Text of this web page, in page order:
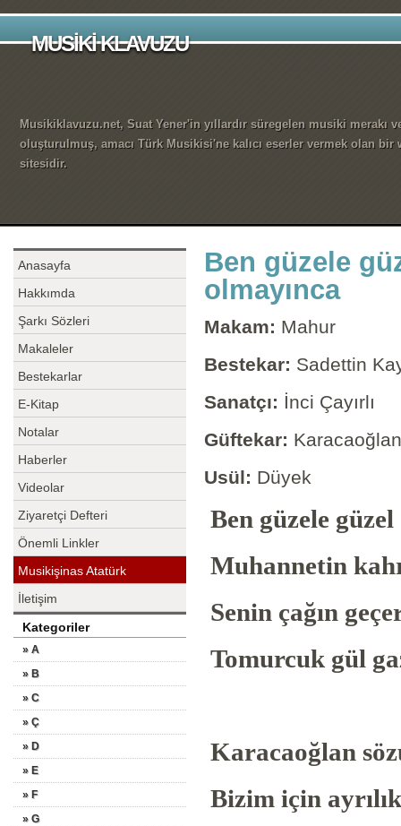
MUSİKİ KLAVUZU
Musikiklavuzu.net, Suat Yener'in yıllardır süregelen musiki merakı
oluşturulmuş, amacı Türk Musikisi'ne kalıcı eserler vermek olan bir
sitesidir.
Anasayfa
Hakkımda
Şarkı Sözleri
Makaleler
Bestekarlar
E-Kitap
Notalar
Haberler
Videolar
Ziyaretçi Defteri
Önemli Linkler
Musikişinas Atatürk
İletişim
Kategoriler
» A
» B
» C
» Ç
» D
» E
» F
» G
Ben güzele
olmayınca
Makam: Mahur
Bestekar: Sadettin
Sanatçı: İnci Çayırlı
Güftekar: Karacaoğlan
Usül: Düyek
Ben güzele
Muhannetin
Senin çağın
Tomurcuk gül
Karacaoğlan
Bizim için